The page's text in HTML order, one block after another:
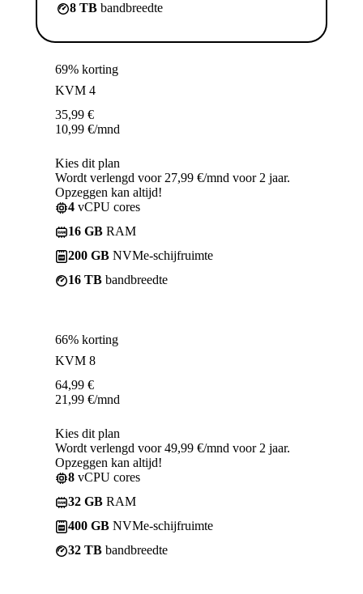
8 TB bandbreedte
69% korting
KVM 4
35,99 €
10,99 €/mnd
Kies dit plan
Wordt verlengd voor 27,99 €/mnd voor 2 jaar.
Opzeggen kan altijd!
4 vCPU cores
16 GB RAM
200 GB NVMe-schijfruimte
16 TB bandbreedte
66% korting
KVM 8
64,99 €
21,99 €/mnd
Kies dit plan
Wordt verlengd voor 49,99 €/mnd voor 2 jaar.
Opzeggen kan altijd!
8 vCPU cores
32 GB RAM
400 GB NVMe-schijfruimte
32 TB bandbreedte